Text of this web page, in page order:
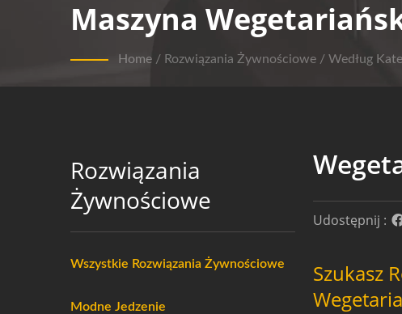
Maszyna
Home / Rozwiązania Żywnościowe / Według
Rozwiązania
Żywnościowe
Wszystkie Rozwiązania Żywnościowe
Modne Jedzenie
Udostępnij :
Szukasz